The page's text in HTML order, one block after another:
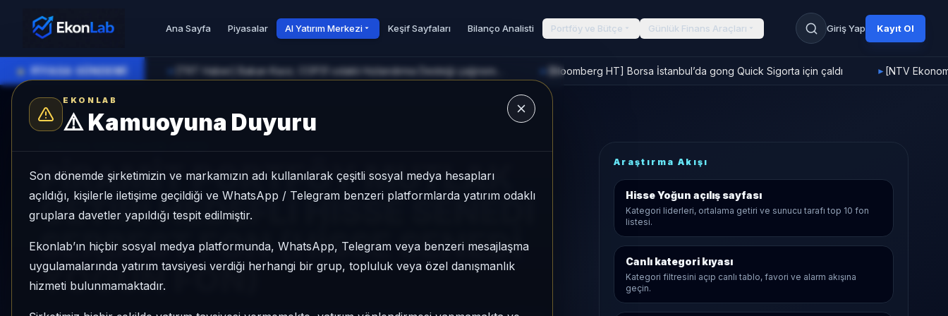
Ana Sayfa Piyasalar AI Yatırım Merkezi Keşif Sayfaları Bilanço Analisti Portföy ve Bütçe Günlük Finans Araçları Giriş Yap Kayıt Ol
EKONLAB
⚠️Kamuoyuna Duyuru
Son dönemde şirketimizin ve markamızın adı kullanılarak çeşitli sosyal medya hesapları
açıldığı, kişilerle iletişime geçildiği ve WhatsApp / Telegram benzeri platformlarda yatırım odaklı
gruplara davetler yapıldığı tespit edilmiştir.
Ekonlab’ın hiçbir sosyal medya platformunda, WhatsApp, Telegram veya benzeri mesajlaşma
uygulamalarında yatırım tavsiyesi verdiği herhangi bir grup, topluluk veya özel danışmanlık
hizmeti bulunmamaktadır.
● PİYASA GÜNDEMİ [Bloomberg HT] Borsa İstanbul’da gong Quick Sigorta için çaldı ► [NTV
AI Fon Radar/ Hisse Yoğun
PİRAMİT PORTFÖY MUTLAK
GETİRİ HEDEFLİ HİSSE SENEDİ
SERBEST FON (HİSSE SENEDİ
YOĞUN FON)
Araştırma Akışı
Hisse Yoğun açılış sayfası
Kategori liderleri, ortalama getiri ve sunucu tarafı top 10 fon
listesi.
Canlı kategori kıyası
Kategori filtresini açıp canlı tablo, favori ve alarm akışına
geçin.